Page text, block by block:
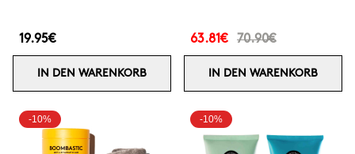
19.95€
IN DEN WARENKORB
63.81€ 70.90€
IN DEN WARENKORB
-10% -10%